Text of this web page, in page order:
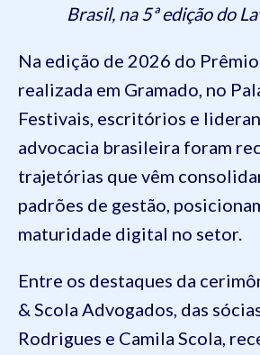
Brasil, na 5ª edição do
Na edição de 2026 do
realizada em Gramado, no
Festivais, escritórios e
advocacia brasileira foram
trajetórias que vêm
padrões de gestão,
maturidade digital no setor.
Entre os destaques da
& Scola Advogados, das
Rodrigues e Camila Scola,